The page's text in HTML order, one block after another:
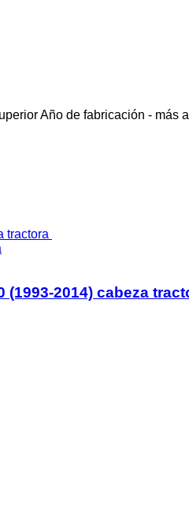
Año de fabricación - más
(1993-2014) cabeza